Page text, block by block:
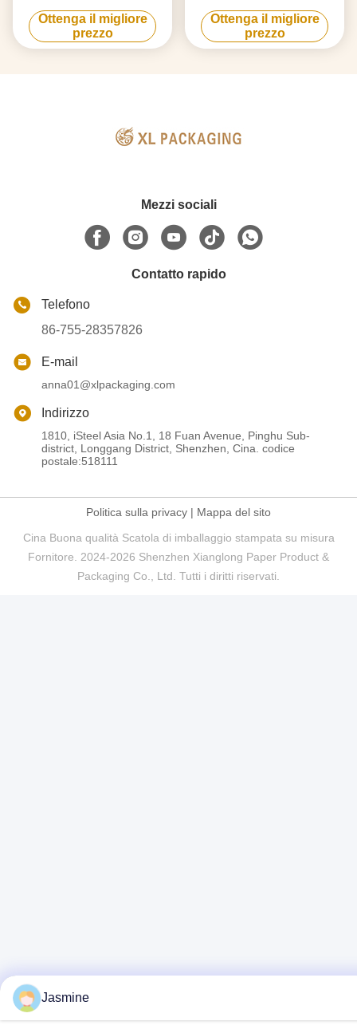
stampata su misura 3.5 Mil
Mylar Zipper Bag
imballaggio alimentare in
Ottenga il migliore
prezzo
alimentare a forma
personalizzata con etichetta
adesiva di carta
Ottenga il migliore
prezzo
Mezzi sociali
Contatto rapido
Telefono
86-755-28357826
E-mail
anna01@xlpackaging.com
Indirizzo
1810, iSteel Asia No.1, 18 Fuan Avenue, Pinghu Sub-
district, Longgang District, Shenzhen, Cina. codice
postale:518111
Politica sulla privacy | Mappa del sito
Cina Buona qualità Scatola di imballaggio stampata su misura
Fornitore. 2024-2026 Shenzhen Xianglong Paper Product &
Packaging Co., Ltd. Tutti i diritti riservati.
Jasmine